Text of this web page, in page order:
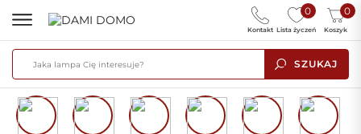
SZUKAJ
0
Lista życzeń
0
Koszyk
Kontakt